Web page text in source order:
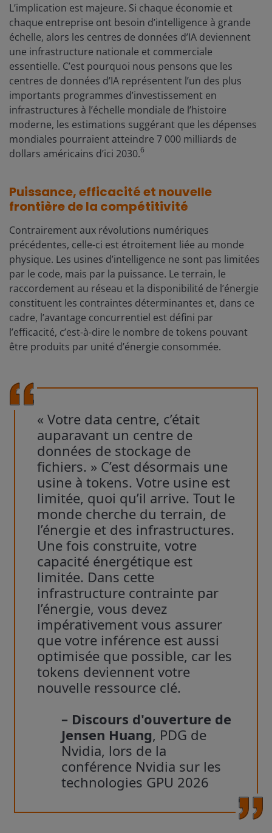
L’implication est majeure. Si chaque économie et
chaque entreprise ont besoin d’intelligence à grande
échelle, alors les centres de données d’IA deviennent
une infrastructure nationale et commerciale
essentielle. C’est pourquoi nous pensons que les
centres de données d’IA représentent l’un des plus
importants programmes d’investissement en
infrastructures à l’échelle mondiale de l’histoire
moderne, les estimations suggérant que les dépenses
mondiales pourraient atteindre 7 000 milliards de
dollars américains d’ici 2030.6
Puissance, efficacité et nouvelle
frontière de la compétitivité
Contrairement aux révolutions numériques
précédentes, celle-ci est étroitement liée au monde
physique. Les usines d’intelligence ne sont pas limitées
par le code, mais par la puissance. Le terrain, le
raccordement au réseau et la disponibilité de l’énergie
constituent les contraintes déterminantes et, dans ce
cadre, l’avantage concurrentiel est défini par
l’efficacité, c’est-à-dire le nombre de tokens pouvant
être produits par unité d’énergie consommée.
« Votre data centre, c’était
auparavant un centre de
données de stockage de
fichiers. » C’est désormais une
usine à tokens. Votre usine est
limitée, quoi qu’il arrive. Tout le
monde cherche du terrain, de
l’énergie et des infrastructures.
Une fois construite, votre
capacité énergétique est
limitée. Dans cette
infrastructure contrainte par
l’énergie, vous devez
impérativement vous assurer
que votre inférence est aussi
optimisée que possible, car les
tokens deviennent votre
nouvelle ressource clé.
– Discours d'ouverture de
Jensen Huang, PDG de
Nvidia, lors de la
conférence Nvidia sur les
technologies GPU 2026